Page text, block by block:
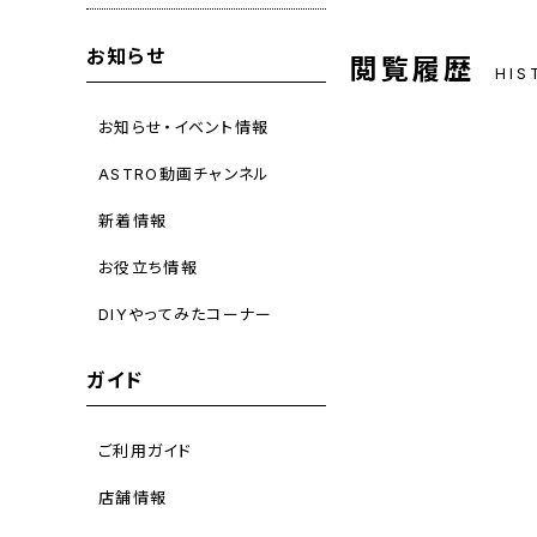
お知らせ
お知らせ・イベント情報
ASTRO動画チャンネル
新着情報
お役立ち情報
DIYやってみたコーナー
ガイド
ご利用ガイド
店舗情報
閲覧履歴